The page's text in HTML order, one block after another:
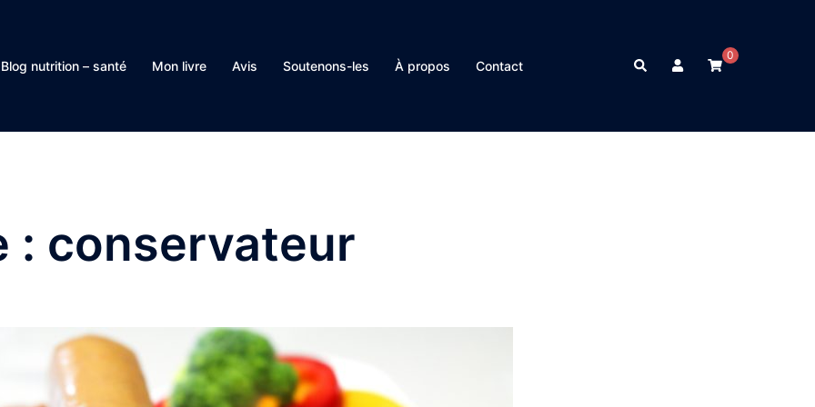
Blog nutrition – santé Mon livre Avis Soutenons-les À propos Contact Rechercher
0
: conservateur